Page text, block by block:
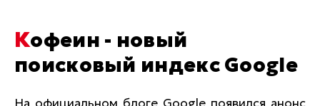
Отдельный вход \ Левый торец здания
Пн-пт. с 9:30 до 18:30 (по Хбк)
Кофеин - новый
поисковый индекс Google